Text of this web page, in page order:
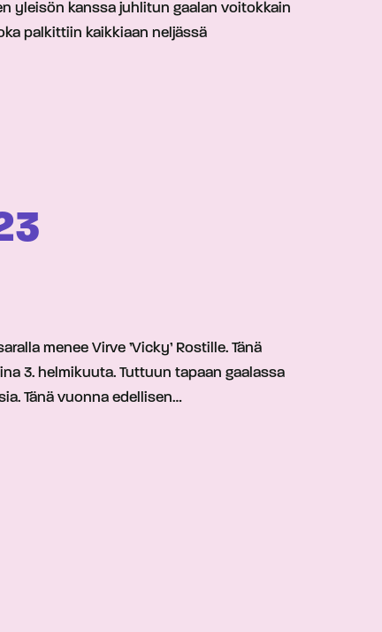
yleisön kanssa juhlitun gaalan voitokkain
palkittiin kaikkiaan neljässä
menee Virve ’Vicky’ Rostille. Tänä
3. helmikuuta. Tuttuun tapaan gaalassa
Tänä vuonna edellisen…